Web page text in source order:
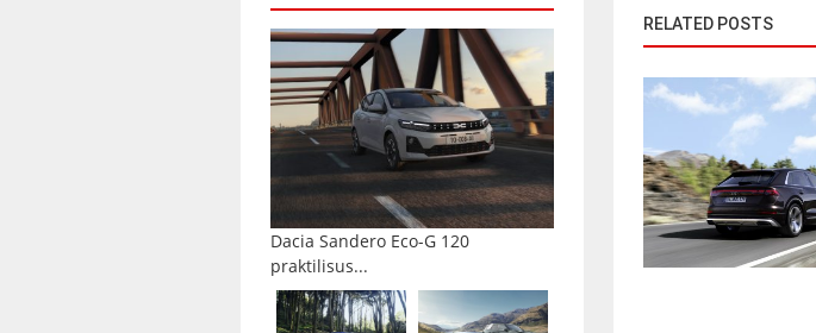
Dacia Sandero Eco-G 120
praktilisus...
RELATED POSTS